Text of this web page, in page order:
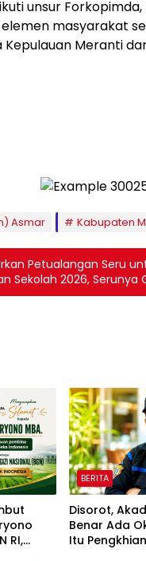
unsur
elemen masyarakat
Meranti
Asmar Kabupaten
Petualangan Seru
Sekolah 2026, Serunya
RI,
BERITA
Disorot,
Benar Ada
Itu